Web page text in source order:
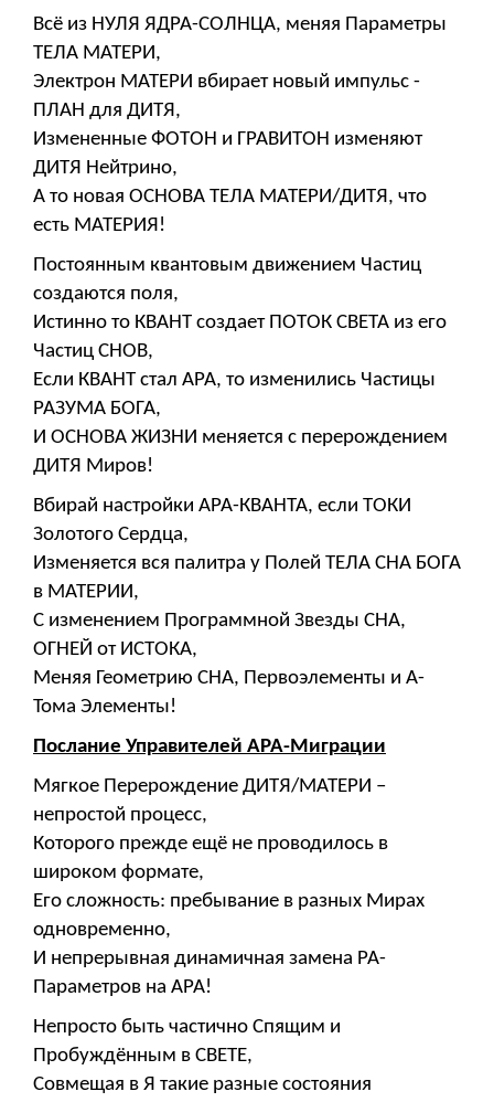
Всё из НУЛЯ ЯДРА-СОЛНЦА, меняя Параметры
ТЕЛА МАТЕРИ,
Электрон МАТЕРИ вбирает новый импульс -
ПЛАН для ДИТЯ,
Измененные ФОТОН и ГРАВИТОН изменяют
ДИТЯ Нейтрино,
А то новая ОСНОВА ТЕЛА МАТЕРИ/ДИТЯ, что
есть МАТЕРИЯ!
Постоянным квантовым движением Частиц
создаются поля,
Истинно то КВАНТ создает ПОТОК СВЕТА из его
Частиц СНОВ,
Если КВАНТ стал АРА, то изменились Частицы
РАЗУМА БОГА,
И ОСНОВА ЖИЗНИ меняется с перерождением
ДИТЯ Миров!
Вбирай настройки АРА-КВАНТА, если ТОКИ
Золотого Сердца,
Изменяется вся палитра у Полей ТЕЛА СНА БОГА
в МАТЕРИИ,
С изменением Программной Звезды СНА,
ОГНЕЙ от ИСТОКА,
Меняя Геометрию СНА, Первоэлементы и А-
Тома Элементы!
Послание Управителей АРА-Миграции
Мягкое Перерождение ДИТЯ/МАТЕРИ –
непростой процесс,
Которого прежде ещё не проводилось в
широком формате,
Его сложность: пребывание в разных Мирах
одновременно,
И непрерывная динамичная замена РА-
Параметров на АРА!
Непросто быть частично Спящим и
Пробуждённым в СВЕТЕ,
Совмещая в Я такие разные состояния